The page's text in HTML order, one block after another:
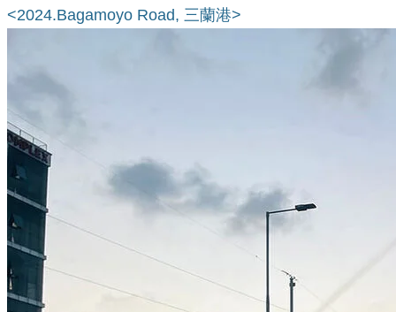
<2024.Bagamoyo Road, 三蘭港>